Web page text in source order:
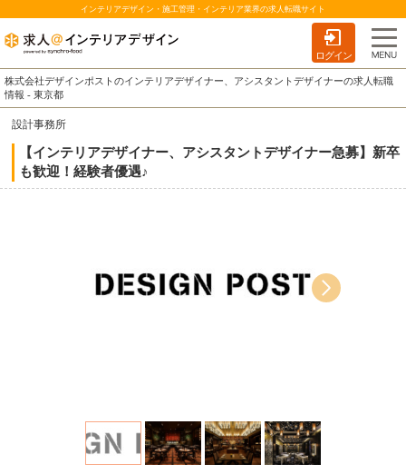
インテリアデザイン・施工管理・インテリア業界の求人転職サイト
ログイン
株式会社デザインポストのインテリアデザイナー、アシスタントデザイナーの求人転職
情報 - 東京都
設計事務所
【インテリアデザイナー、アシスタントデザイナー急募】新卒
も歓迎！経験者優遇♪